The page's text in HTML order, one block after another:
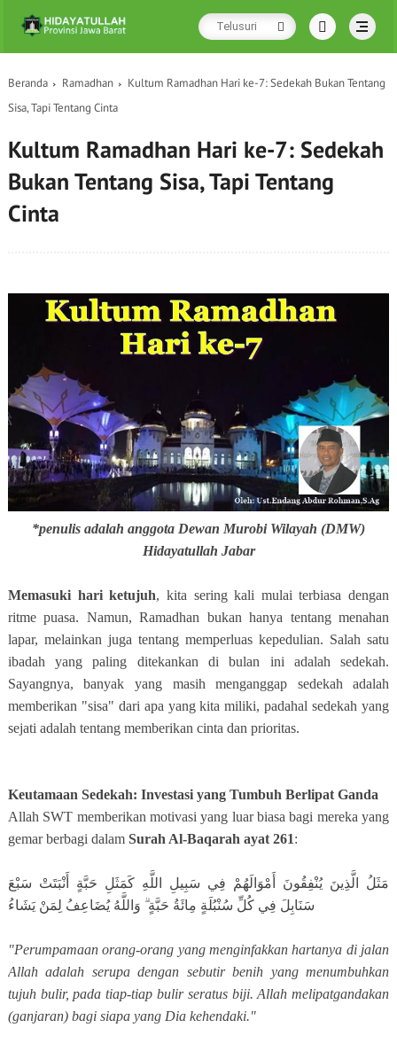
Beranda Ramadhan
Kultum Ramadhan Hari ke-7: Sedekah Bukan Tentang
Sisa, Tapi Tentang Cinta
Kultum Ramadhan Hari ke-7: Sedekah
Bukan Tentang Sisa, Tapi Tentang
Cinta
*penulis adalah anggota Dewan Murobi Wilayah (DMW)
Hidayatullah Jabar
Memasuki hari ketujuh, kita sering kali mulai terbiasa dengan
ritme puasa. Namun, Ramadhan bukan hanya tentang menahan
lapar, melainkan juga tentang memperluas kepedulian. Salah satu
ibadah yang paling ditekankan di bulan ini adalah sedekah.
Sayangnya, banyak yang masih menganggap sedekah adalah
memberikan "sisa" dari apa yang kita miliki, padahal sedekah yang
sejati adalah tentang memberikan cinta dan prioritas.
Keutamaan Sedekah: Investasi yang Tumbuh Berlipat Ganda
Allah SWT memberikan motivasi yang luar biasa bagi mereka yang
gemar berbagi dalam Surah Al-Baqarah ayat 261:
مَثَلُ الَّذِينَ يُنْفِقُونَ أَمْوَالَهُمْ فِي سَبِيلِ اللَّهِ كَمَثَلِ حَبَّةٍ أَنْبَتَتْ سَبْعَ
سَنَابِلَ فِي كُلِّ سُنْبُلَةٍ مِائَةُ حَبَّةٍ ۗ وَاللَّهُ يُضَاعِفُ لِمَنْ يَشَاءُ
"Perumpamaan orang-orang yang menginfakkan hartanya di jalan
Allah adalah serupa dengan sebutir benih yang menumbuhkan
tujuh bulir, pada tiap-tiap bulir seratus biji. Allah melipatgandakan
(ganjaran) bagi siapa yang Dia kehendaki."